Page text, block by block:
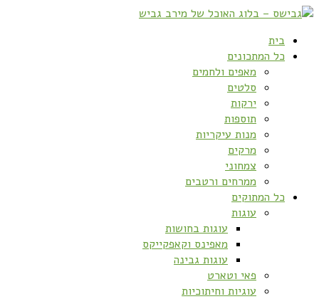
בית
כל המתכונים
מאפים ולחמים
סלטים
ירקות
תוספות
מנות עיקריות
מרקים
צמחוני
ממרחים ורטבים
כל המתוקים
עוגות
עוגות בחושות
מאפינס וקאפקייקס
עוגות גבינה
פאי וטארט
עוגיות וחיתוכיות